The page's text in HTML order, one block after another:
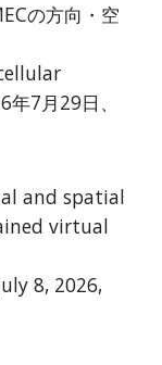
の方向・空
7月29日、
and spatial
virtual
8, 2026,